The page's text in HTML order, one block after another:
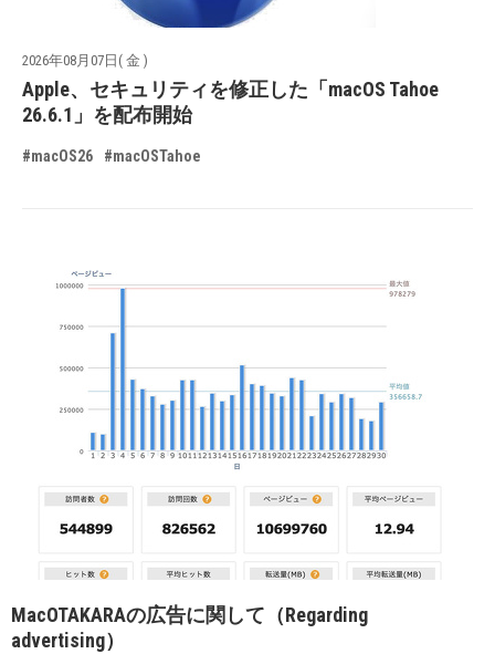
2026年08月07日( 金 )
Apple、セキュリティを修正した「macOS Tahoe
26.6.1」を配布開始
#macOS26 #macOSTahoe
MacOTAKARAの広告に関して（Regarding
advertising）